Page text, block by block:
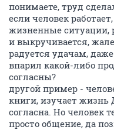
понимаете, труд
если человек
жизненные ситуации,
и выкручивается,
радуется удачам,
впарил какой-либо
согласны?
другой пример -
книги, изучает жизнь
согласна. Но человек
просто общение, да